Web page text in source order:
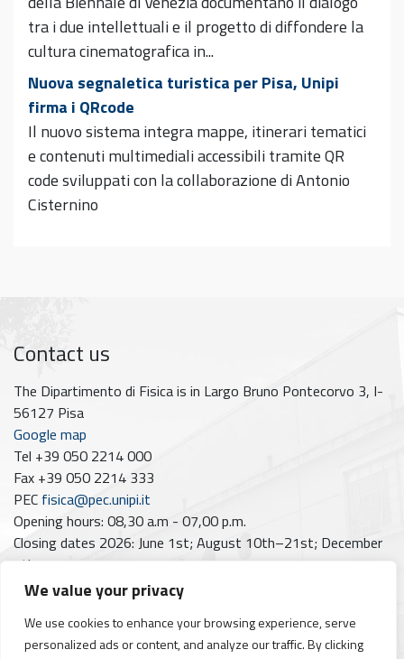
We value your privacy
We use cookies to enhance your browsing experience, serve
personalized ads or content, and analyze our traffic. By clicking
tra i due intellettuali e il progetto di diffondere la
cultura cinematografica in...
Nuova segnaletica turistica per Pisa, Unipi
firma i QRcode
Il nuovo sistema integra mappe, itinerari tematici
e contenuti multimediali accessibili tramite QR
code sviluppati con la collaborazione di Antonio
Cisternino
Contact us
The Dipartimento di Fisica is in Largo Bruno Pontecorvo 3, I-
56127 Pisa
Google map
Tel +39 050 2214 000
Fax +39 050 2214 333
PEC fisica@pec.unipi.it
Opening hours: 08,30 a.m - 07,00 p.m.
Closing dates 2026: June 1st; August 10th–21st; December
7th
Follow us on
Facebook
Instagram
YouTube
https://www.linkedin.com/company/dipartimento-di-fisica-unipi/posts/?feedView=all